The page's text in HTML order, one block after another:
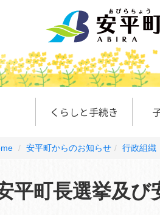
くらしと手続き
安平町からのお知らせ 行政組織
平町長選挙及